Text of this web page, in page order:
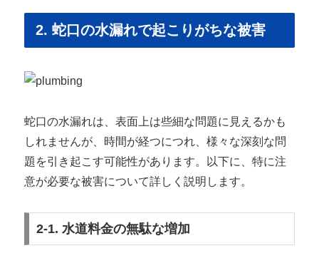
2. 蛇口の水漏れで起こりがちな被害
蛇口の水漏れは、表面上は些細な問題に見えるかも
しれませんが、時間が経つにつれ、様々な深刻な問
題を引き起こす可能性があります。以下に、特に注
意が必要な被害について詳しく説明します。
2-1. 水道料金の無駄な増加